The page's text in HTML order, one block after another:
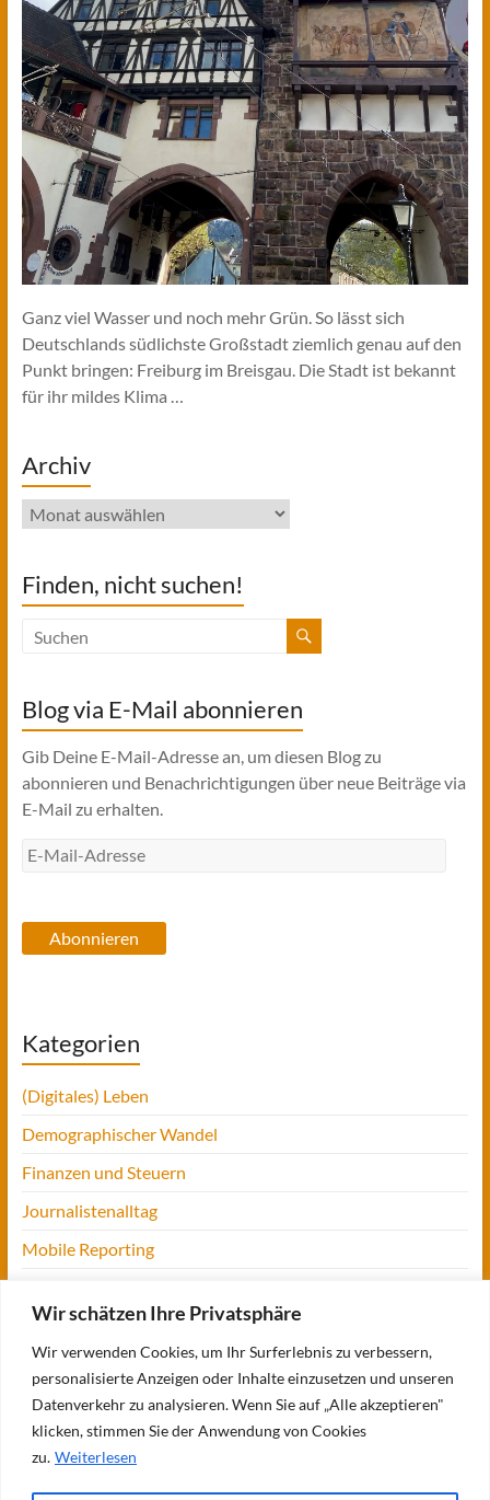
Wir schätzen Ihre Privatsphäre
Wir verwenden Cookies, um Ihr Surferlebnis zu verbessern,
personalisierte Anzeigen oder Inhalte einzusetzen und unseren
Datenverkehr zu analysieren. Wenn Sie auf „Alle akzeptieren"
klicken, stimmen Sie der Anwendung von Cookies
zu. Weiterlesen
Ganz viel Wasser und noch mehr Grün. So lässt sich
Deutschlands südlichste Großstadt ziemlich genau auf den
Punkt bringen: Freiburg im Breisgau. Die Stadt ist bekannt
für ihr mildes Klima …
Archiv
Archiv
Finden, nicht suchen!
Blog via E-Mail abonnieren
Gib Deine E-Mail-Adresse an, um diesen Blog zu
abonnieren und Benachrichtigungen über neue Beiträge via
E-Mail zu erhalten.
E-
Abonnieren
Kategorien
(Digitales) Leben
Demographischer Wandel
Finanzen und Steuern
Journalistenalltag
Mobile Reporting
Tansania
UofM
Verbraucherjournalismus
Workshops, Konferenzen & Messen